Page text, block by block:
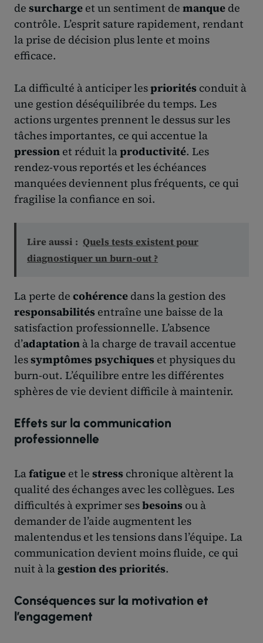
de surcharge et un sentiment de manque de
contrôle. L’esprit sature rapidement, rendant
la prise de décision plus lente et moins
efficace.
La difficulté à anticiper lespriorités conduit à
une gestion déséquilibrée du temps. Les
actions urgentes prennent le dessus sur les
tâches importantes, ce qui accentue la
pression et réduit laproductivité. Les
rendez-vous reportés et les échéances
manquées deviennent plus fréquents, ce qui
fragilise la confiance en soi.
Lire aussi : Quels tests existent pour
diagnostiquer un burn-out ?
La perte de cohérence dans la gestion des
responsabilités entraîne une baisse de la
satisfaction professionnelle. L’absence
d’adaptation à la charge de travail accentue
lessymptômes psychiques et physiques du
burn-out. L’équilibre entre les différentes
sphères de vie devient difficile à maintenir.
Effets sur la communication
professionnelle
Lafatigue et le stress chronique altèrent la
qualité des échanges avec les collègues. Les
difficultés à exprimer sesbesoins ou à
demander de l’aide augmentent les
malentendus et les tensions dans l’équipe. La
communication devient moins fluide, ce qui
nuit à lagestion des priorités.
Conséquences sur la motivation et
l’engagement